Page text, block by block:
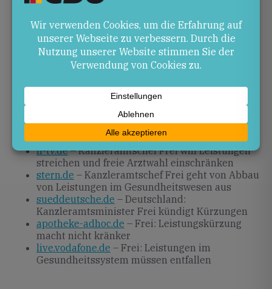
Die Debatte um Leistungskürzungen wird in den
im Parlament weitergeführt. Entscheidend wird sein,
welche Leistungen konkret gestrichen und welche
Ausnahmen für besonders bedürftige Gruppen
getroffen werden.
deutschlandfunk.de– Kanzleramtschef Frei
(CDU) will Leistungen streichen
n-tv.de– Kanzleramtschef Frei will Leistungen
streichen und freie Arztwahl einschränken
stern.de – Kanzleramtschef Frei geht von Abbau
von Leistungen im Gesundheitswesen aus
sueddeutsche.de – Deutschland:
Kanzleramtsminister Frei kündigt Kürzungen
apotheke-adhoc.de – Frei: Leistungskürzung
macht nicht kränker
live.vodafone.de – Frei: Leistungen im
Gesundheitssystem müssen entfallen